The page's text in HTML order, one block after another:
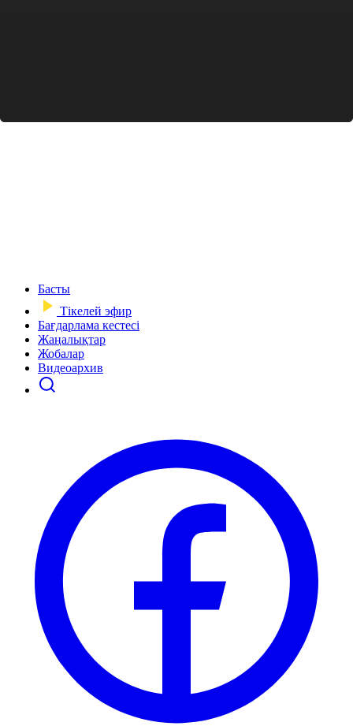
Басты
Тікелей эфир
Бағдарлама кестесі
Жаңалықтар
Жобалар
Видеоархив